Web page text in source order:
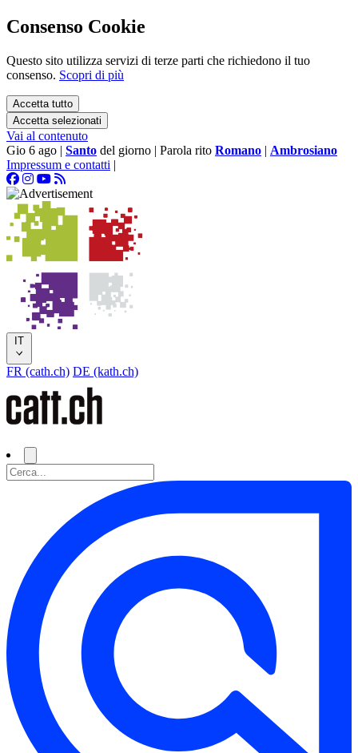
Consenso Cookie
Questo sito utilizza servizi di terze parti che richiedono il tuo
consenso. Scopri di più
Accetta tutto
Accetta selezionati
Vai al contenuto
Gio 6 ago | Santo del giorno | Parola rito Romano | Ambrosiano
Impressum e contatti |
IT
FR (cath.ch) DE (kath.ch)